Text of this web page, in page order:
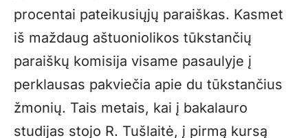
procentai pateikusiųjų paraiškas. Kasmet
iš maždaug aštuoniolikos tūkstančių
paraiškų komisija visame pasaulyje į
perklausas pakviečia apie du tūkstančius
žmonių. Tais metais, kai į bakalauro
studijas stojo R. Tušlaitė, į pirmą kursą